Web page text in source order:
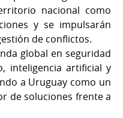
nacional como
y se impulsarán
de conflictos.
global en seguridad
inteligencia artificial y
a Uruguay como un
de soluciones frente a